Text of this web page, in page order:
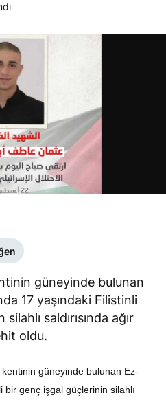
güneyinde bulunan
17 yaşındaki Filistinli
saldırısında ağır
oldu.
kentinin güneyinde bulunan Ez-
bir genç işgal güçlerinin silahlı